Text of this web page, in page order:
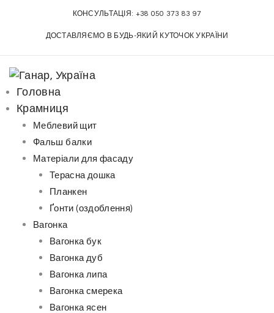
o
c
КОНСУЛЬТАЦІЯ: +38 050 373 83 97
ДОСТАВЛЯЄМО В БУДЬ-ЯКИЙ КУТОЧОК УКРАЇНИ
Головна
Крамниця
Меблевий щит
Фальш балки
Матеріали для фасаду
Терасна дошка
Планкен
Ґонти (оздоблення)
Вагонка
Вагонка бук
Вагонка дуб
Вагонка липа
Вагонка смерека
Вагонка ясен